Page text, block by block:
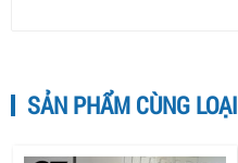
SẢN PHẨM CÙNG LOẠI